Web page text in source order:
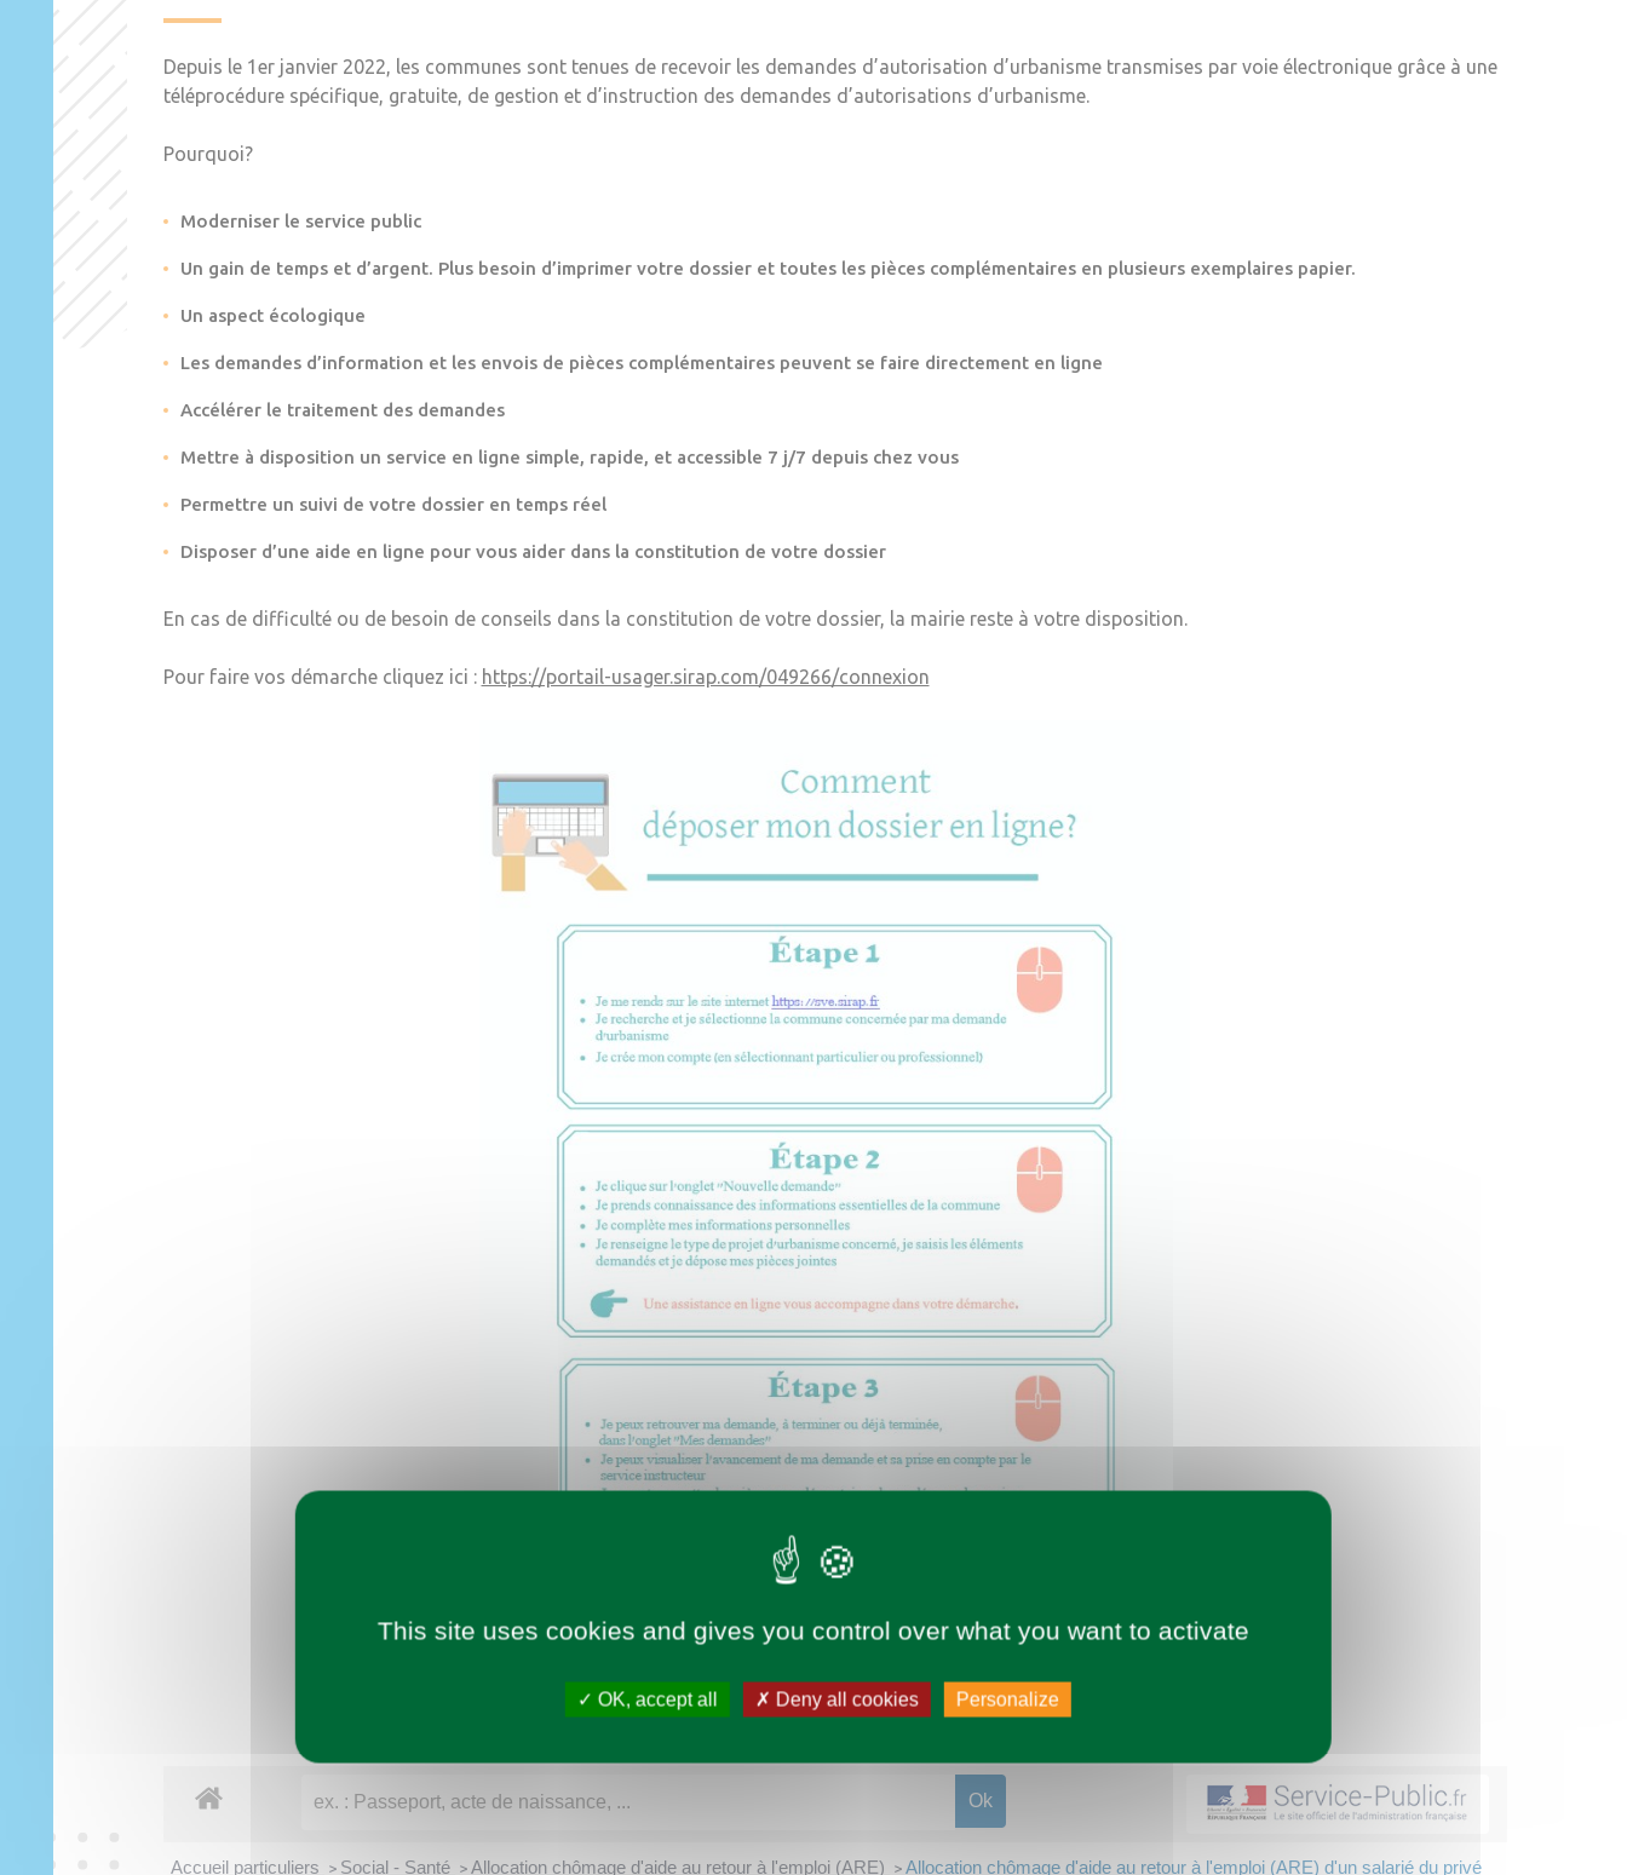
Découvrir
Municipalité
À tout âge
Vie pratique
Loisirs
Imaginer demain
Depuis le 1er janvier 2022, les communes sont tenues de recevoir les demandes d’autorisation d’urbanisme transmises par voie électronique grâce à une
téléprocédure spécifique, gratuite, de gestion et d’instruction des demandes d’autorisations d’urbanisme.
Pourquoi?
Moderniser le service public
Un gain de temps et d’argent. Plus besoin d’imprimer votre dossier et toutes les pièces complémentaires en plusieurs exemplaires papier.
Un aspect écologique
Les demandes d’information et les envois de pièces complémentaires peuvent se faire directement en ligne
Accélérer le traitement des demandes
Mettre à disposition un service en ligne simple, rapide, et accessible 7 j/7 depuis chez vous
Permettre un suivi de votre dossier en temps réel
Disposer d’une aide en ligne pour vous aider dans la constitution de votre dossier
En cas de difficulté ou de besoin de conseils dans la constitution de votre dossier, la mairie reste à votre disposition.
Pour faire vos démarche cliquez ici : https://portail-usager.sirap.com/049266/connexion
Accueil particuliers > Social - Santé > Allocation chômage d'aide au retour à l'emploi (ARE) > Allocation chômage d'aide au retour à l'emploi (ARE) d'un salarié du privé
This site uses cookies and gives you control over what you want to activate
OK, accept all Deny all cookies Personalize